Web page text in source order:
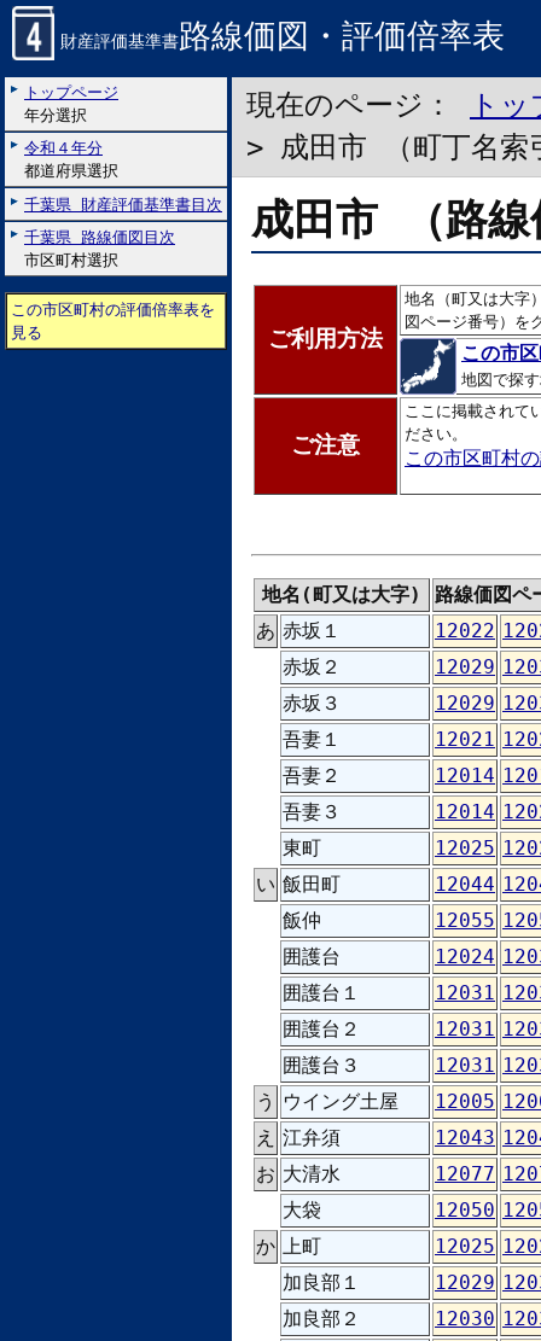
財産評価基準書路線価図・評価倍率表
トップページ
年分選択
令和４年分
都道府県選択
千葉県 財産評価基準書目次
千葉県 路線価図目次
市区町村選択
この市区町村の評価倍率表を
見る
現在のページ：
ト
> 成田市 （町丁名索
成田市 （路線
ご利用方法
地名（町又は大字
図ページ番号）を
この市
地図で探
ご注意
ここに掲載されて
ださい。
この市区町村
地名(町又は大字)
路線価図ペ
あ 赤坂１ 12022
赤坂２
12029
赤坂３
12029
吾妻１
12021
吾妻２
12014
吾妻３
12014
東町
12025
い 飯田町 12044
飯仲
12055
囲護台
12024
囲護台１
12031
囲護台２
12031
囲護台３
12031
う
ウイング土屋 12005
え 江弁須 12043
お 大清水 12077
大袋
12050
か
上町 12025
加良部１
12029
加良部２
12030